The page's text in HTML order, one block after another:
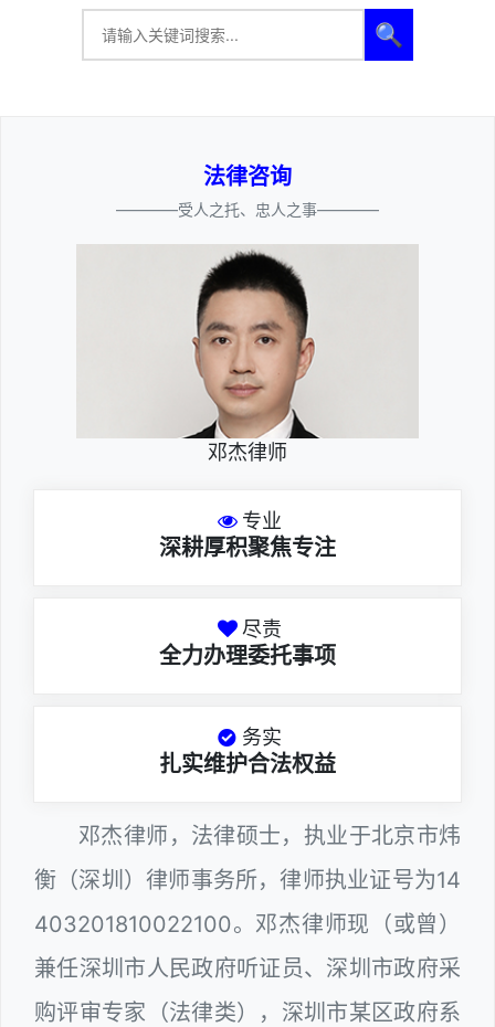
🔍
法律咨询
————受人之托、忠人之事————
邓杰律师
专业
深耕厚积聚焦专注
尽责
全力办理委托事项
务实
扎实维护合法权益
邓杰律师，法律硕士，执业于北京市炜
衡（深圳）律师事务所，律师执业证号为14
403201810022100。邓杰律师现（或曾）
兼任深圳市人民政府听证员、深圳市政府采
购评审专家（法律类），深圳市某区政府系